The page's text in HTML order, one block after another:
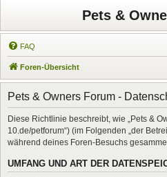
Pets &
FAQ
Foren-Übersicht
Pets & Owners Forum -
Diese Richtlinie beschreibt, wie „Pets &
10.de/petforum“) (im Folgenden „der
während deines Foren-Besuchs
UMFANG UND ART DER